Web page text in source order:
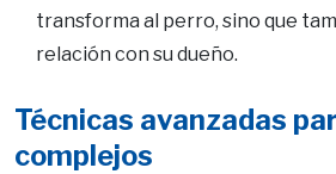
transforma al perro, sino que
relación con su dueño.
Técnicas avanzadas
complejos